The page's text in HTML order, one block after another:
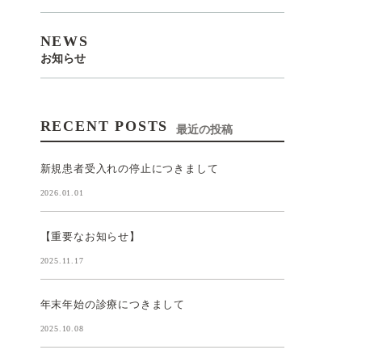
NEWS
お知らせ
RECENT POSTS 最近の投稿
新規患者受入れの停止につきまして
2026.01.01
【重要なお知らせ】
2025.11.17
年末年始の診療につきまして
2025.10.08